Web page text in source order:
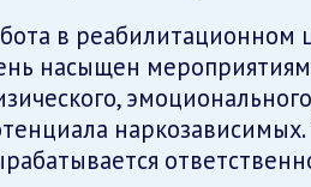
в реабилитационном
насыщен